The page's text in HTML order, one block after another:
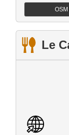
OSM
Le